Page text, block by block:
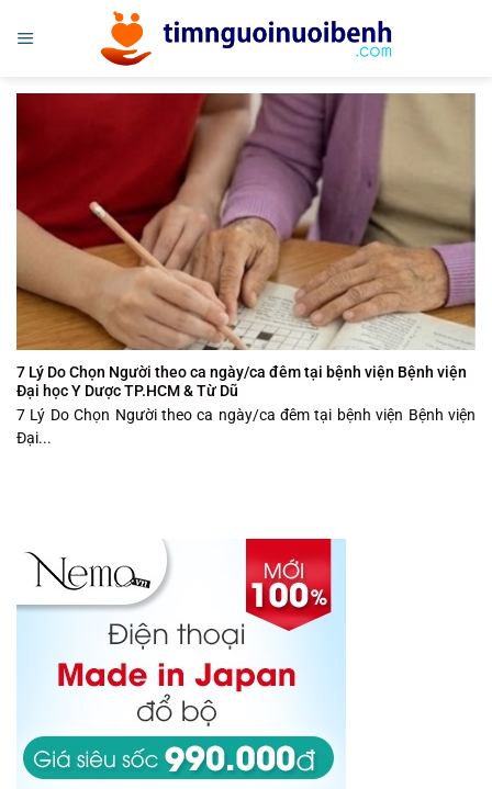
qua
dung
7 Lý Do Chọn Người theo ca ngày/ca đêm tại bệnh viện Bệnh viện
Đại học Y Dược TP.HCM & Từ Dũ
7 Lý Do Chọn Người theo ca ngày/ca đêm tại bệnh viện Bệnh viện
Đại...